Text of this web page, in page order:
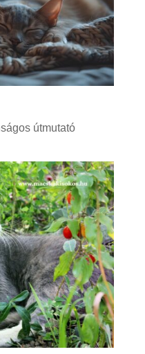
útmutató